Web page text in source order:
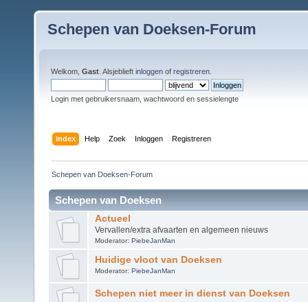
Schepen van Doeksen-Forum
Welkom, Gast . Alsjeblieft inloggen of registreren
Login met gebruikersnaam, wachtwoord en sessielengte
Index Help Zoek Inloggen Registreren
Schepen van Doeksen-Forum
Schepen van Doeksen
Actueel
Vervallen/extra afvaarten en algemeen nieuws
Moderator: PiebeJanMan
Huidige vloot van Doeksen
Moderator: PiebeJanMan
Schepen niet meer in dienst van Doeksen